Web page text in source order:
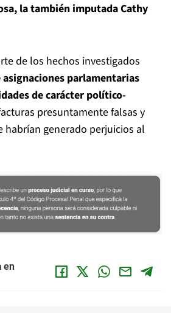
la también imputada Cathy
de los hechos investigados
asignaciones parlamentarias
de carácter político-
presuntamente falsas y
habrían generado perjuicios al
en